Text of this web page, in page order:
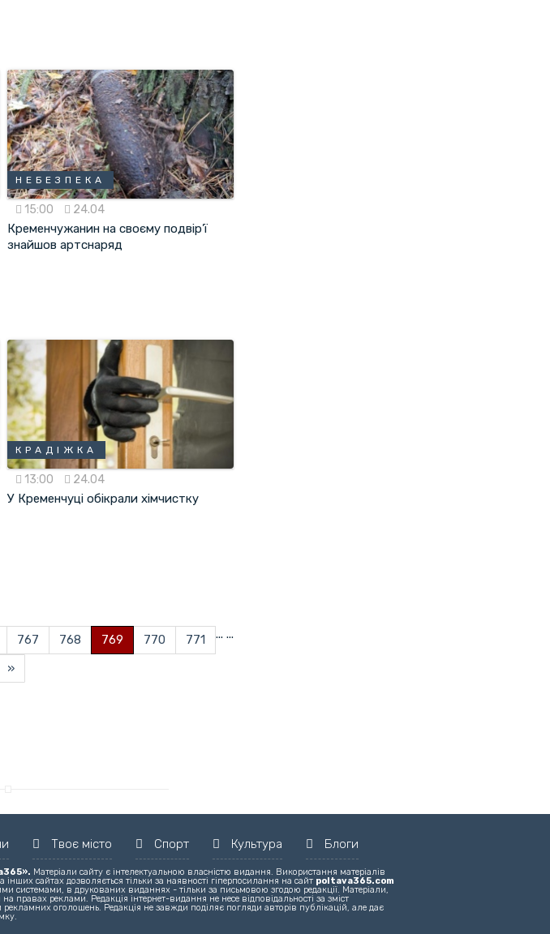
НЕБЕЗПЕКА
15:00 24.04
Кременчужанин на своєму подвір’ї
знайшов артснаряд
КРАДІЖКА
13:00 24.04
У Кременчуці обікрали хімчистку
...
767 768 769 770
771
...
»
Твоє місто Спорт Культура Блоги
Матеріали сайту є інтелектуальною власністю видання. Використання матеріалів
сайтах дозволяється тільки за наявності гіперпосилання на сайт poltava365.com
системами, в друкованих виданнях - тільки за письмовою згодою редакції. Матеріали,
правах реклами. Редакція інтернет-видання не несе відповідальності за зміст
рекламних оголошень. Редакція не завжди поділяє погляди авторів публікацій, але дає